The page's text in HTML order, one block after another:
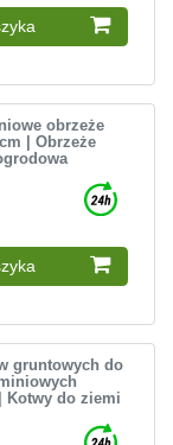
obrzeże
| Obrzeże
gruntowych do
Kotwy do ziemi